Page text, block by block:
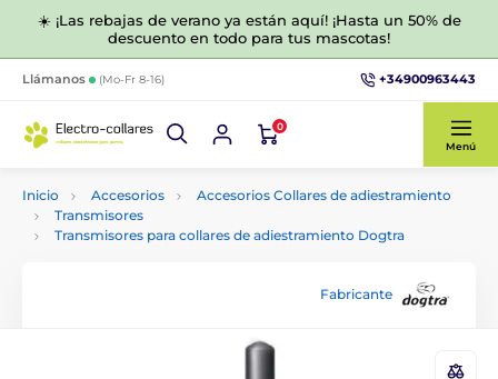
☀️ ¡Las rebajas de verano ya están aquí! ¡Hasta un 50% de
descuento en todo para tus mascotas!
Llámanos (Mo-Fr 8-16) +34900963443
0
Menú
Inicio Accesorios
Accesorios Collares de adiestramiento
Transmisores
Transmisores para collares de adiestramiento Dogtra
Fabricante